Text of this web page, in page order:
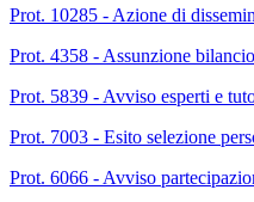
Prot. 10285 - Azione di
Prot. 4358 - Assunzione bilancio
Prot. 5839 - Avviso esperti e
Prot. 7003 - Esito selezione
Prot. 6066 - Avviso